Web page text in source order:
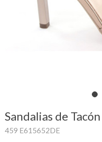
Sandalias de
459 E615652DE